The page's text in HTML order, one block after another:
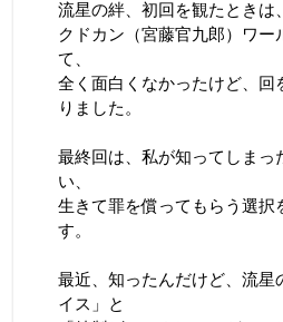
流星の絆、初回を観たときは、
クドカン（宮藤官九郎）ワー
て、
全く面白くなかったけど、回
りました。
最終回は、私が知ってしまっ
い、
生きて罪を償ってもらう選択
す。
最近、知ったんだけど、流星
イス」と